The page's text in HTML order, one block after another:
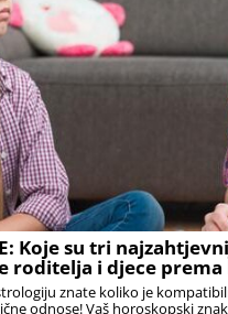
Koje su tri
roditelja i djece
znate koliko je
odnose! Vaš horoskopski